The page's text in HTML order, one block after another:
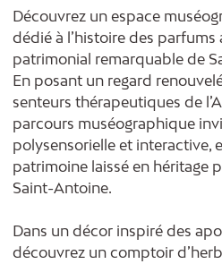
Découvrez un espace
dédié à l’histoire des
patrimonial remarquable de
En posant un regard
senteurs thérapeutiques de
parcours muséographique
polysensorielle et interactive,
patrimoine laissé en héritage
Saint-Antoine.
Dans un décor inspiré des
découvrez un comptoir